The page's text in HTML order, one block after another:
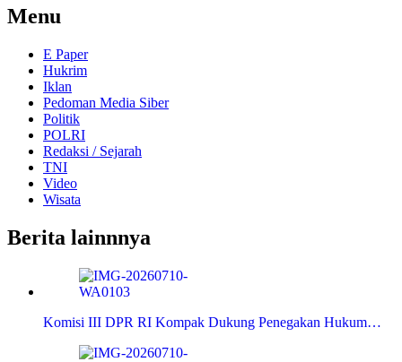
Menu
E Paper
Hukrim
Iklan
Pedoman Media Siber
Politik
POLRI
Redaksi / Sejarah
TNI
Video
Wisata
Berita lainnnya
Komisi III DPR RI Kompak Dukung Penegakan Hukum…